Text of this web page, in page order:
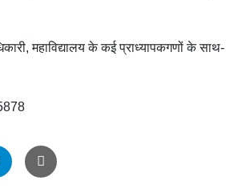
महाविद्यालय के कई प्राध्यापकगणों के साथ-